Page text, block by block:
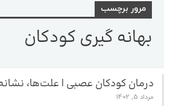
مرور برچسب
بهانه گیری کودکان
درمان کودکان عصبی | علت‌ها،
مرداد 5, 1402